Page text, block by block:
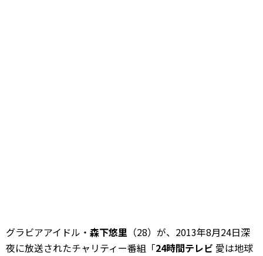
グラビアアイドル・ 森下悠里 （28）が、2013年8月24日深
夜に放送されたチャリティー番組「24時間テレビ 愛は地球